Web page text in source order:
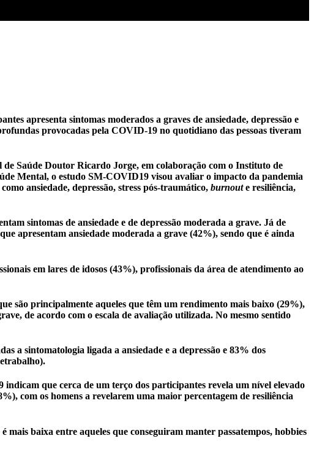
apresenta sintomas moderados a graves de ansiedade, depressão e
provocadas pela COVID-19 no quotidiano das pessoas tiveram
Saúde Doutor Ricardo Jorge, em colaboração com o Instituto de
Mental, o estudo SM-COVID19 visou avaliar o impacto da pandemia
ansiedade, depressão, stress pós-traumático, burnoute resiliência,
sintomas de ansiedade e de depressão moderada a grave. Já de
apresentam ansiedade moderada a grave (42%), sendo que é ainda
em lares de idosos (43%), profissionais da área de atendimento ao
são principalmente aqueles que têm um rendimento mais baixo (29%),
de acordo com o escala de avaliação utilizada. No mesmo sentido
a sintomatologia ligada a ansiedade e a depressão e 83% dos
indicam que cerca de um terço dos participantes revela um nível elevado
com os homens a revelarem uma maior percentagem de resiliência
baixa entre aqueles que conseguiram manter passatempos, hobbies